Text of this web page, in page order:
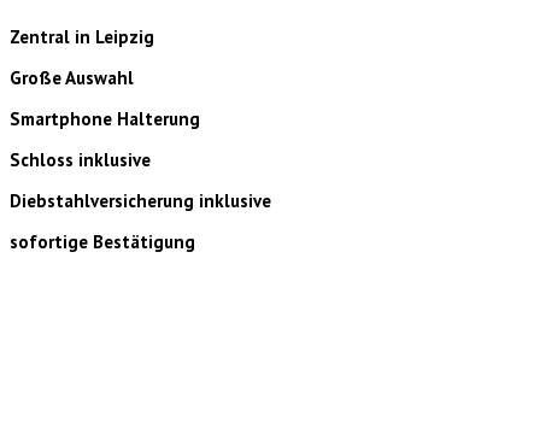
Zentral in Leipzig
Große Auswahl
Smartphone Halterung
Schloss inklusive
Diebstahlversicherung inklusive
sofortige Bestätigung